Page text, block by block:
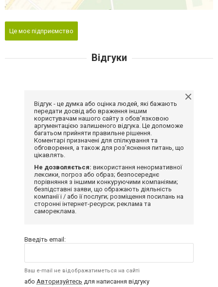
Це моє підприємство
Відгуки
Відгук - це думка або оцінка людей, які бажають
передати досвід або враження іншим
користувачам нашого сайту з обов'язковою
аргументацією залишеного відгука. Це допоможе
багатьом прийняти правильне рішення.
Коментарі призначені для спілкування та
обговорення, а також для роз'яснення питань, що
цікавлять.
Не дозволяється: використання ненормативної
лексики, погроз або образ; безпосереднє
порівняння з іншими конкуруючими компаніями;
безпідставні заяви, що ображають діяльність
компанії і / або її послуги; розміщення посилань на
сторонні інтернет-ресурси; реклама та
самореклама.
Введіть email:
Ваш e-mail не відображатиметься на сайті
або Авторизуйтесь для написання відгуку